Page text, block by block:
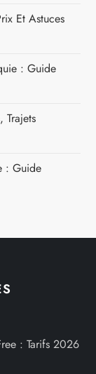
Et Astuces
: Guide
Trajets
: Guide
: Tarifs 2026